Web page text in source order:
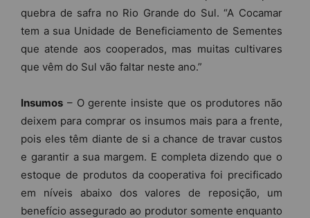
quebra de safra no Rio Grande do Sul. “A Cocamar
tem a sua Unidade de Beneficiamento de Sementes
que atende aos cooperados, mas muitas cultivares
que vêm do Sul vão faltar neste ano.”
Insumos – O gerente insiste que os produtores não
deixem para comprar os insumos mais para a frente,
pois eles têm diante de si a chance de travar custos
e garantir a sua margem. E completa dizendo que o
estoque de produtos da cooperativa foi precificado
em níveis abaixo dos valores de reposição, um
benefício assegurado ao produtor somente enquanto